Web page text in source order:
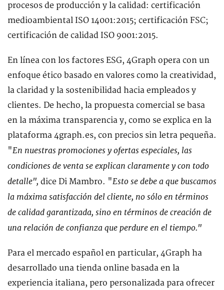
procesos de producción y la calidad: certificación
medioambiental ISO 14001:2015; certificación FSC;
certificación de calidad ISO 9001:2015.
En línea con los factores ESG, 4Graph opera con un
enfoque ético basado en valores como la creatividad,
la claridad y la sostenibilidad hacia empleados y
clientes. De hecho, la propuesta comercial se basa
en la máxima transparencia y, como se explica en la
plataforma 4graph.es, con precios sin letra pequeña.
"En nuestras promociones y ofertas especiales, las
condiciones de venta se explican claramente y con todo
detalle", dice Di Mambro. "Esto se debe a que buscamos
la máxima satisfacción del cliente, no sólo en términos
de calidad garantizada, sino en términos de creación de
una relación de confianza que perdure en el tiempo."
Para el mercado español en particular, 4Graph ha
desarrollado una tienda online basada en la
experiencia italiana, pero personalizada para ofrecer